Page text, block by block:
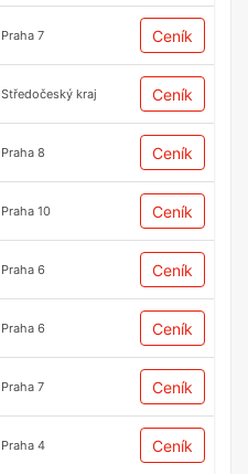
Praha 7 Ceník
Středočeský kraj Ceník
Praha 8 Ceník
Praha 10 Ceník
Praha 6 Ceník
Praha 6 Ceník
Praha 7 Ceník
Praha 4 Ceník